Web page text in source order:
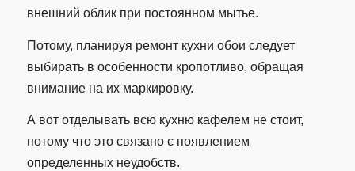
внешний облик при постоянном мытье.
Потому, планируя ремонт кухни обои следует
выбирать в особенности кропотливо, обращая
внимание на их маркировку.
А вот отделывать всю кухню кафелем не стоит,
потому что это связано с появлением
определенных неудобств.